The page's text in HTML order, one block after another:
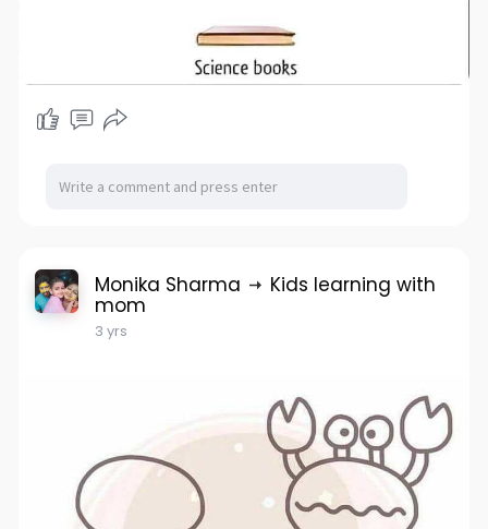
Monika Sharma Kids learning with
mom
3 yrs